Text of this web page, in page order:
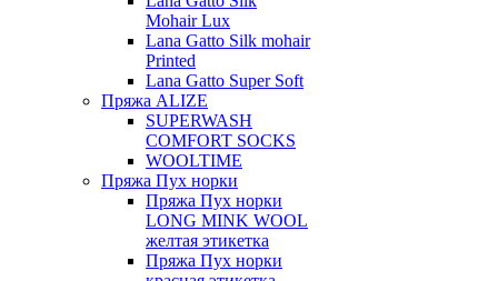
Mohair Lux
Lana Gatto Silk mohair
Printed
Lana Gatto Super Soft
Пряжа ALIZE
SUPERWASH
COMFORT SOCKS
WOOLTIME
Пряжа Пух норки
Пряжа Пух норки
LONG MINK WOOL
желтая этикетка
Пряжа Пух норки